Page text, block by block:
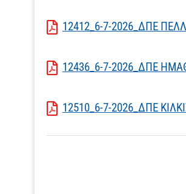
12412_6-7-2026_ΔΠΕ
12436_6-7-2026_ΔΠΕ
12510_6-7-2026_ΔΠΕ